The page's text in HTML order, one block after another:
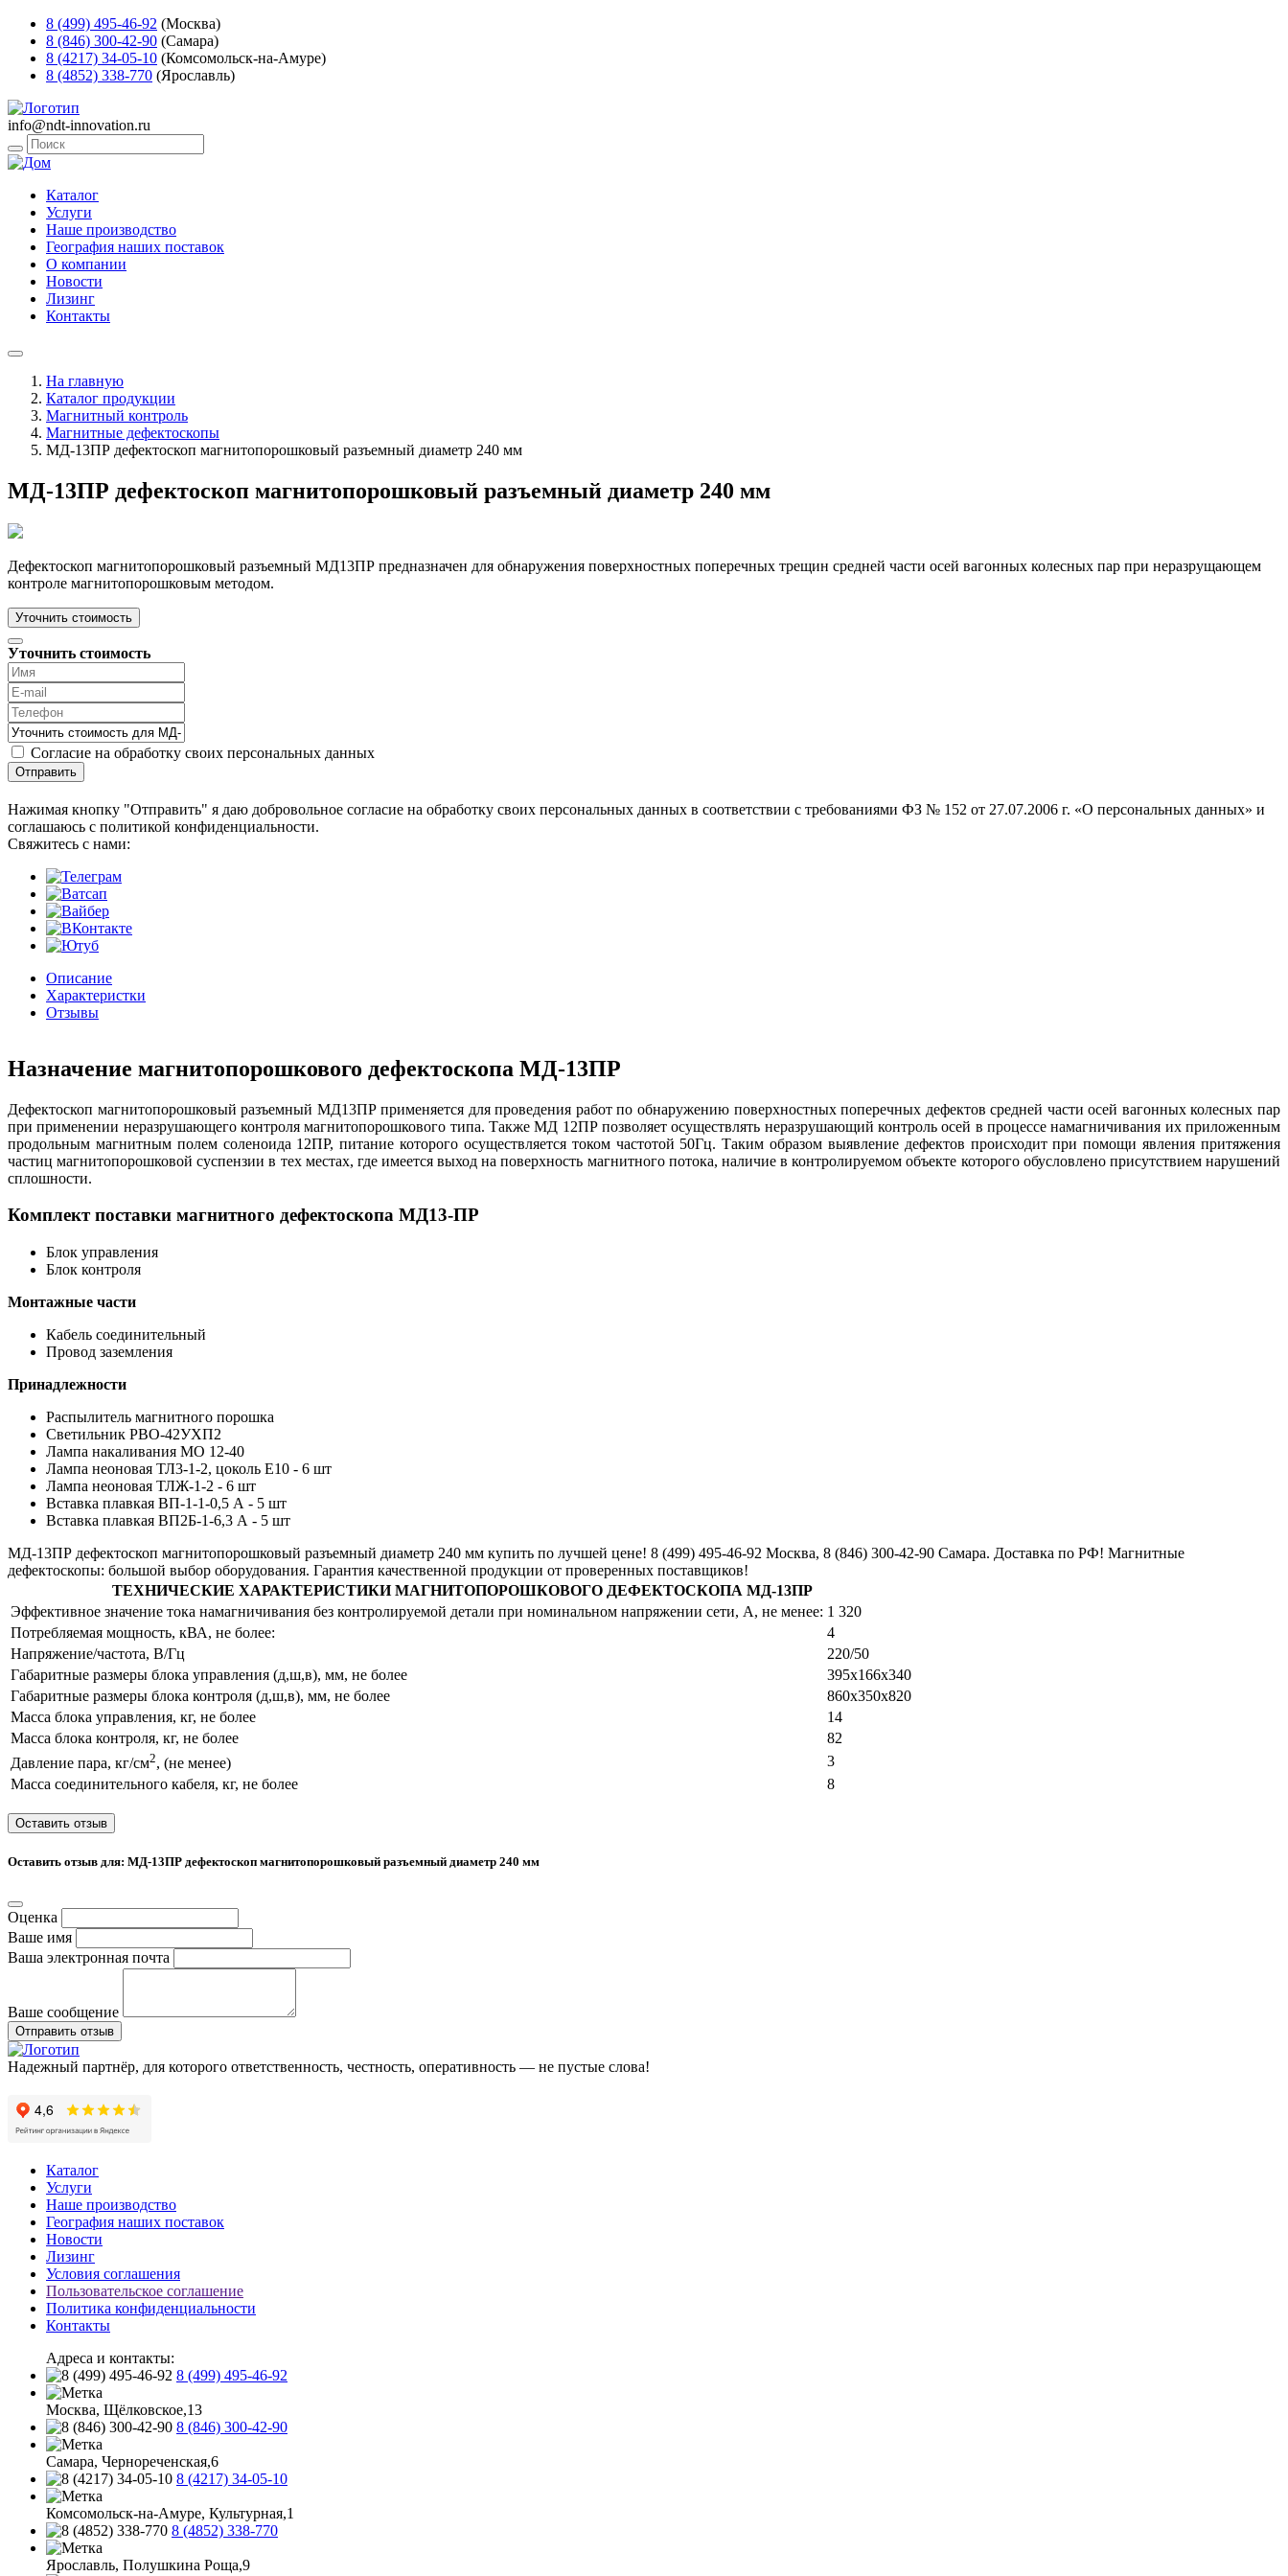
8 (499) 495-46-92 (Москва)
8 (846) 300-42-90 (Самара)
8 (4217) 34-05-10 (Комсомольск-на-Амуре)
8 (4852) 338-770 (Ярославль)
info@ndt-innovation.ru
Каталог
Услуги
Наше производство
География наших поставок
О компании
Новости
Лизинг
Контакты
На главную
Каталог продукции
Магнитный контроль
Магнитные дефектоскопы
МД-13ПР дефектоскоп магнитопорошковый разъемный диаметр 240 мм
МД-13ПР дефектоскоп магнитопорошковый разъемный диаметр 240 мм
Дефектоскоп магнитопорошковый разъемный МД13ПР предназначен для обнаружения поверхностных поперечных трещин средней части осей вагонных колесных пар при неразрущающем
контроле магнитопорошковым методом.
Уточнить стоимость
Уточнить стоимость
Согласие на обработку своих персональных данных
Отправить
Нажимая кнопку "Отправить" я даю добровольное согласие на обработку своих персональных данных в соответствии с требованиями ФЗ № 152 от 27.07.2006 г. «О персональных данных» и
соглашаюсь с политикой конфиденциальности.
Cвяжитесь с нами:
Описание
Характеристки
Отзывы
Назначение магнитопорошкового дефектоскопа МД-13ПР
Дефектоскоп магнитопорошковый разъемный МД13ПР применяется для проведения работ по обнаружению поверхностных поперечных дефектов средней части осей вагонных колесных пар
при применении неразрушающего контроля магнитопорошкового типа. Также МД 12ПР позволяет осуществлять неразрушающий контроль осей в процессе намагничивания их приложенным
продольным магнитным полем соленоида 12ПР, питание которого осуществляется током частотой 50Гц. Таким образом выявление дефектов происходит при помощи явления притяжения
частиц магнитопорошковой суспензии в тех местах, где имеется выход на поверхность магнитного потока, наличие в контролируемом объекте которого обусловлено присутствием нарушений
сплошности.
Комплект поставки магнитного дефектоскопа МД13-ПР
Блок управления
Блок контроля
Монтажные части
Кабель соединительный
Провод заземления
Принадлежности
Распылитель магнитного порошка
Светильник РВО-42УХП2
Лампа накаливания МО 12-40
Лампа неоновая ТЛ3-1-2, цоколь Е10 - 6 шт
Лампа неоновая ТЛЖ-1-2 - 6 шт
Вставка плавкая ВП-1-1-0,5 А - 5 шт
Вставка плавкая ВП2Б-1-6,3 А - 5 шт
МД-13ПР дефектоскоп магнитопорошковый разъемный диаметр 240 мм купить по лучшей цене! 8 (499) 495-46-92 Москва, 8 (846) 300-42-90 Самара. Доставка по РФ! Магнитные
дефектоскопы: большой выбор оборудования. Гарантия качественной продукции от проверенных поставщиков!
ТЕХНИЧЕСКИЕ ХАРАКТЕРИСТИКИ МАГНИТОПОРОШКОВОГО ДЕФЕКТОСКОПА МД-13ПР
Эффективное значение тока намагничивания без контролируемой детали при номинальном напряжении сети, А, не менее: 1 320
Потребляемая мощность, кВА, не более:
4
Напряжение/частота, В/Гц
220/50
Габаритные размеры блока управления (д,ш,в), мм, не более
395х166х340
Габаритные размеры блока контроля (д,ш,в), мм, не более
860х350х820
Масса блока управления, кг, не более
14
Масса блока контроля, кг, не более
82
Давление пара, кг/см2, (не менее)
3
Масса соединительного кабеля, кг, не более
8
Оставить отзыв
Оставить отзыв для: МД-13ПР дефектоскоп магнитопорошковый разъемный диаметр 240 мм
Оценка
Ваше имя
Ваша электронная почта
Ваше сообщение
Отправить отзыв
Надежный партнёр, для которого ответственность, честность, оперативность — не пустые слова!
Каталог
Услуги
Наше производство
География наших поставок
Новости
Лизинг
Условия соглашения
Пользовательское соглашение
Политика конфиденциальности
Контакты
Адреса и контакты:
8 (499) 495-46-92
Москва, Щёлковское,13
8 (846) 300-42-90
Самара, Чернореченская,6
8 (4217) 34-05-10
Комсомольск-на-Амуре, Культурная,1
8 (4852) 338-770
Ярославль, Полушкина Роща,9